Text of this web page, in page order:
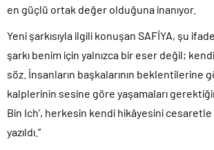
en güçlü ortak değer olduğuna inanıyor.
Yeni şarkısıyla ilgili konuşan SAFİYA, şu
şarkı benim için yalnızca bir eser değil;
söz. İnsanların başkalarının beklentilerine
kalplerinin sesine göre yaşamaları
Bin Ich’, herkesin kendi hikâyesini
yazıldı.”